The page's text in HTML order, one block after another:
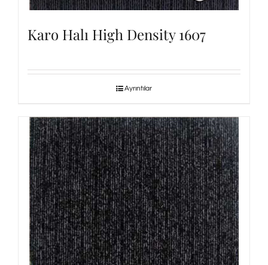
Karo Halı High Density 1607
Ayrıntılar